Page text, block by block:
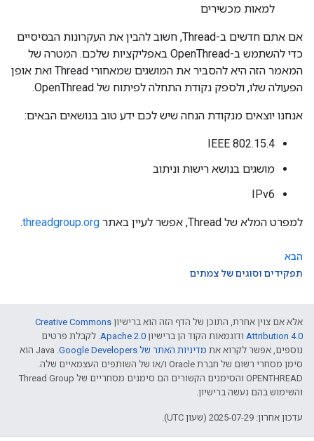
למאות מכשירים
אם אתם חדשים ב-Thread, חשוב להבין את העקרונות הבסיסיים
כדי להשתמש ב-OpenThread באפליקציות שלכם. המטרה של
המאמר הזה היא להסביר את המושגים שמאחורי Thread ואת אופן
הפעולה שלו, ולספק נקודת התחלה לפיתוח של OpenThread.
אנחנו יוצאים מנקודת הנחה שיש לכם ידע טוב בנושאים הבאים:
IEEE 802.15.4
מושגים בנושא רישות וניתוב
IPv6
למפרט המלא של Thread, אפשר לעיין באתר threadgroup.org
.
הבא
תפקידים וסוגים של צמתים
אלא אם צוין אחרת, התוכן של הדף הזה הוא ברישיון Creative Commons
Attribution 4.0‏ ודוגמאות הקוד הן ברישיון Apache 2.0‏. לקבלת פרטים
נוספים, אפשר לקרוא את מדיניות האתר של Google Developers‏
.‏ Java הוא
סימן מסחרי רשום של חברת Oracle ו/או של השותפים העצמאיים שלה.
‫OPENTHREAD והסימנים הקשורים הם סימנים מסחריים של Thread Group
והשימוש בהם נעשה ברישיון.
עדכון אחרון: 2025-07-29 (שעון UTC).